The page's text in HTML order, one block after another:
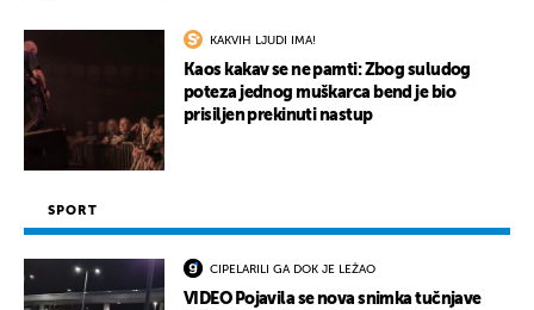
KAKVIH LJUDI IMA!
Kaos kakav se ne pamti: Zbog suludog
poteza jednog muškarca bend je bio
prisiljen prekinuti nastup
SPORT
CIPELARILI GA DOK JE LEŽAO
VIDEO Pojavila se nova snimka tučnjave